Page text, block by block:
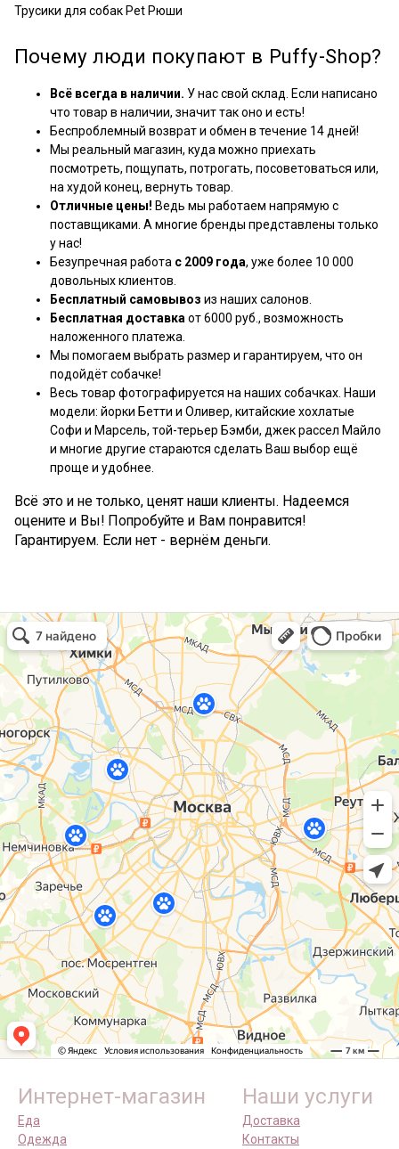
Трусики для собак Pet Рюши
Почему люди покупают в Puffy-Shop?
Всё всегда в наличии. У нас свой склад. Если написано
что товар в наличии, значит так оно и есть!
Беспроблемный возврат и обмен в течение 14 дней!
Мы реальный магазин, куда можно приехать
посмотреть, пощупать, потрогать, посоветоваться или,
на худой конец, вернуть товар.
Отличные цены! Ведь мы работаем напрямую с
поставщиками. А многие бренды представлены только
у нас!
Безупречная работа с 2009 года, уже более 10 000
довольных клиентов.
Бесплатный самовывоз из наших салонов.
Бесплатная доставка от 6000 руб., возможность
наложенного платежа.
Мы помогаем выбрать размер и гарантируем, что он
подойдёт собачке!
Весь товар фотографируется на наших собачках. Наши
модели: йорки Бетти и Оливер, китайские хохлатые
Софи и Марсель, той-терьер Бэмби, джек рассел Майло
и многие другие стараются сделать Ваш выбор ещё
проще и удобнее.
Всё это и не только, ценят наши клиенты. Надеемся
оцените и Вы! Попробуйте и Вам понравится!
Гарантируем. Если нет - вернём деньги.
Интернет-магазин
Еда
Одежда
Наши услуги
Доставка
Контакты